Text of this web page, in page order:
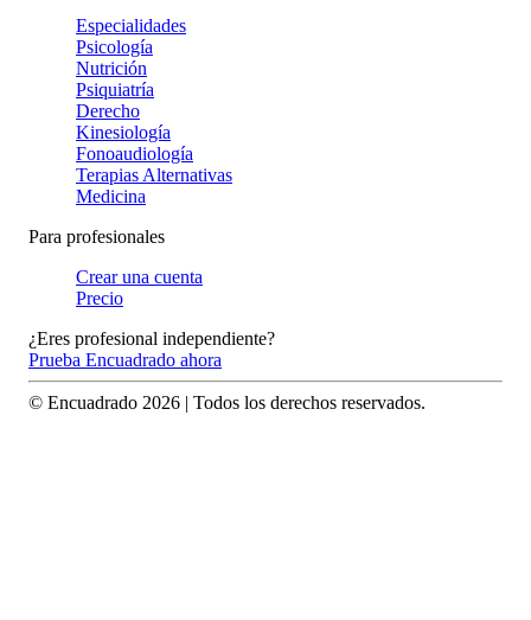
Especialidades
Psicología
Nutrición
Psiquiatría
Derecho
Kinesiología
Fonoaudiología
Terapias Alternativas
Medicina
Para profesionales
Crear una cuenta
Precio
¿Eres profesional independiente?
Prueba Encuadrado ahora
© Encuadrado 2026 | Todos los derechos reservados.